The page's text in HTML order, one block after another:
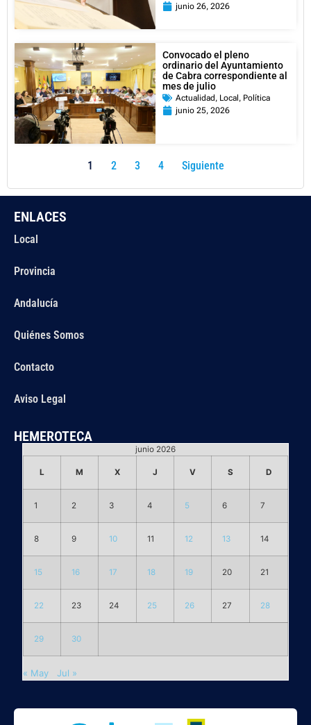
junio 26, 2026
Convocado el pleno
ordinario del Ayuntamiento
de Cabra correspondiente al
mes de julio
Actualidad , Local , Política
junio 25, 2026
1 2 3 4 Siguiente
ENLACES
Local
Provincia
Andalucía
Quiénes Somos
Contacto
Aviso Legal
HEMEROTECA
junio 2026
L M X J V S D
1 2 3 4 5 6 7
8 9 10 11 12 13 14
15 16 17 18 19 20 21
22 23 24 25 26 27 28
29 30
« May Jul »